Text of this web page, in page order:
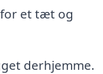
et tæt og
derhjemme.